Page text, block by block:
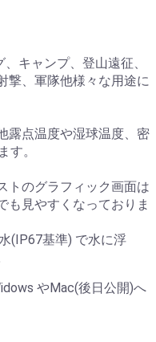
キャンプ、登山遠征、
撃、軍隊他様々な用途に
露点温度や湿球温度、密
す。
トのグラフィック画面は
も見やすくなっておりま
(IP67基準) で水に浮
やMac(後日公開)へ